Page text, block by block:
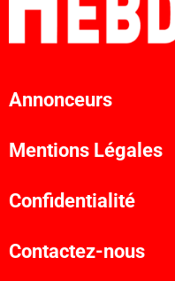
Annonceurs
Mentions Légales
Confidentialité
Contactez-nous